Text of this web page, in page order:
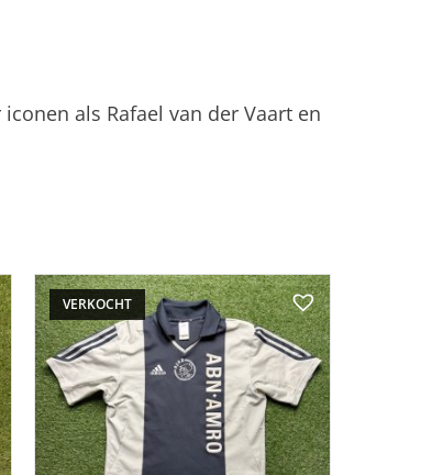
als Rafael van der Vaart en
VERKOCHT